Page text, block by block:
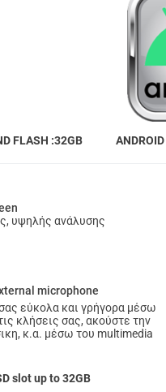
FLASH :32GB
υψηλής ανάλυσης
microphone
εύκολα και γρήγορα μέσω
κλήσεις σας, ακούστε την
κ.α. μέσω του multimedia
slot up to 32GB